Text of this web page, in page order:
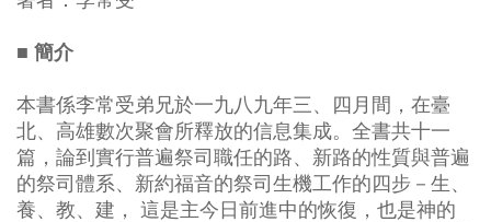
■ 簡介
本書係李常受弟兄於一九八九年三、四月間，在臺
北、高雄數次聚會所釋放的信息集成。全書共十一
篇，論到實行普遍祭司職任的路、新路的性質與普遍
的祭司體系、新約福音的祭司生機工作的四步－生、
養、教、建， 這是主今日前進中的恢復，也是神的